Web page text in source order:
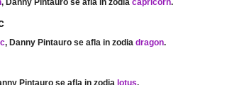
, Danny Pintauro se afla in zodia capricorn.
, Danny Pintauro se afla in zodia dragon.
Pintauro se afla in zodia lotus.